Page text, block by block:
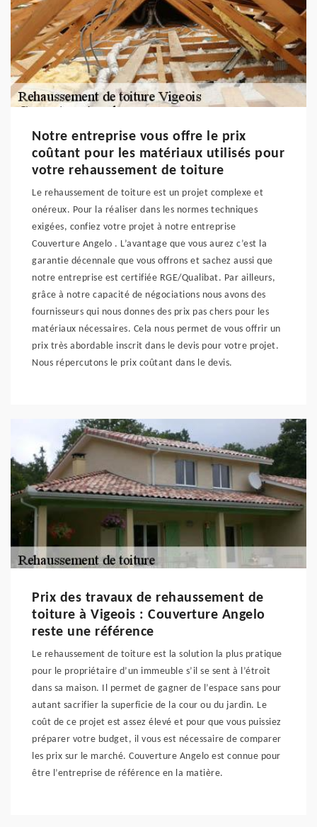
Notre entreprise vous offre le prix
coûtant pour les matériaux utilisés pour
votre rehaussement de toiture
Le rehaussement de toiture est un projet complexe et
onéreux. Pour la réaliser dans les normes techniques
exigées, confiez votre projet à notre entreprise
Couverture Angelo . L’avantage que vous aurez c’est la
garantie décennale que vous offrons et sachez aussi que
notre entreprise est certifiée RGE/Qualibat. Par ailleurs,
grâce à notre capacité de négociations nous avons des
fournisseurs qui nous donnes des prix pas chers pour les
matériaux nécessaires. Cela nous permet de vous offrir un
prix très abordable inscrit dans le devis pour votre projet.
Nous répercutons le prix coûtant dans le devis.
Prix des travaux de rehaussement de
toiture à Vigeois : Couverture Angelo
reste une référence
Le rehaussement de toiture est la solution la plus pratique
pour le propriétaire d’un immeuble s’il se sent à l’étroit
dans sa maison. Il permet de gagner de l’espace sans pour
autant sacrifier la superficie de la cour ou du jardin. Le
coût de ce projet est assez élevé et pour que vous puissiez
préparer votre budget, il vous est nécessaire de comparer
les prix sur le marché. Couverture Angelo est connue pour
être l’entreprise de référence en la matière.